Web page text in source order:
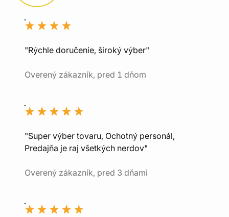
"Rýchle doručenie, široký výber"
Overený zákazník, pred 1 dňom
"Super výber tovaru, Ochotný personál,
Predajňa je raj všetkých nerdov"
Overený zákazník, pred 3 dňami